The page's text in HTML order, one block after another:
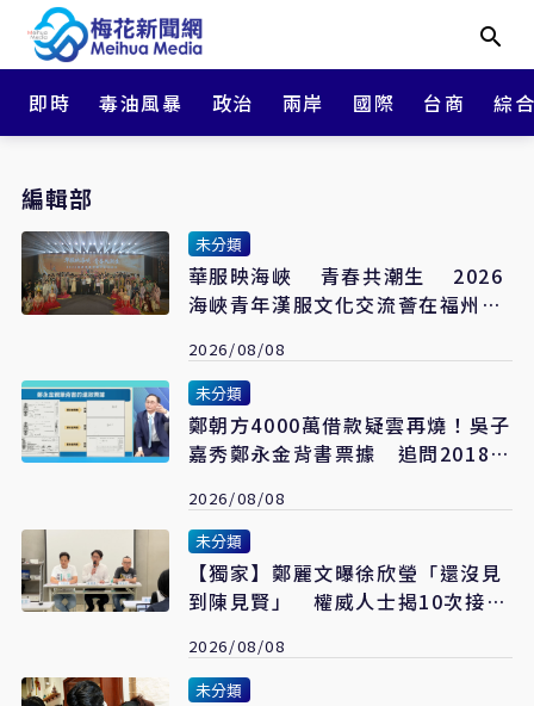
即時 毒油風暴 政治 兩岸 國際 台商 綜
編輯部
未分類
華服映海峽 青春共潮生 2026
海峽青年漢服文化交流薈在福州舉
2026/08/08
未分類
鄭朝方4000萬借款疑雲再燒！吳子
嘉秀鄭永金背書票據 追問2018選
2026/08/08
未分類
【獨家】鄭麗文曝徐欣瑩「還沒見
到陳見賢」 權威人士揭10次接觸
2026/08/08
未分類